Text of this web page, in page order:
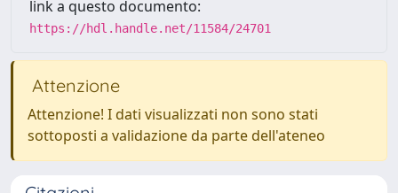
link a questo documento:
https://hdl.handle.net/11584/24701
Attenzione
Attenzione! I dati visualizzati non sono stati
sottoposti a validazione da parte dell'ateneo